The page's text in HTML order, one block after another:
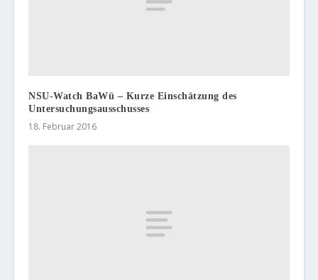
NSU-Watch BaWü – Kurze Einschätzung des
Untersuchungsausschusses
18. Februar 2016